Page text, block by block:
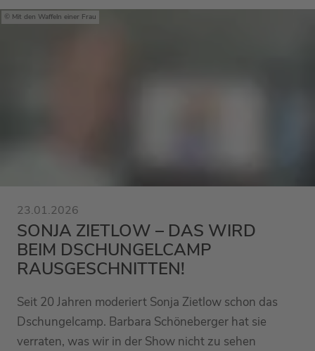
Mit den Waffeln einer Frau
23.01.2026
SONJA ZIETLOW – DAS WIRD
BEIM DSCHUNGELCAMP
RAUSGESCHNITTEN!
Seit 20 Jahren moderiert Sonja Zietlow schon das
Dschungelcamp. Barbara Schöneberger hat sie
verraten, was wir in der Show nicht zu sehen